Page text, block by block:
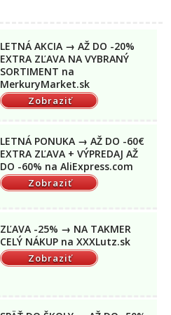
LETNÁ AKCIA → AŽ DO -20%
EXTRA ZĽAVA NA VYBRANÝ
SORTIMENT na
MerkuryMarket.sk
Zobraziť
LETNÁ PONUKA → AŽ DO -60€
EXTRA ZĽAVA + VÝPREDAJ AŽ
DO -60% na AliExpress.com
Zobraziť
ZĽAVA -25% → NA TAKMER
CELÝ NÁKUP na XXXLutz.sk
Zobraziť